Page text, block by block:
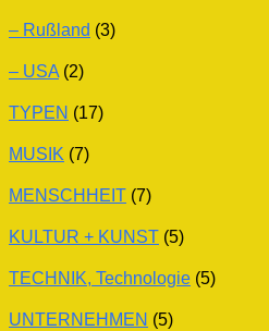
– Rußland (3)
– USA (2)
TYPEN (17)
MUSIK (7)
MENSCHHEIT (7)
KULTUR + KUNST (5)
TECHNIK, Technologie (5)
UNTERNEHMEN (5)